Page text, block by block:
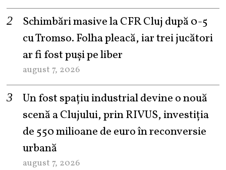
Schimbări masive la CFR Cluj după 0-5
cu Tromso. Folha pleacă, iar trei jucători
ar fi fost puși pe liber
august 7, 2026
Un fost spațiu industrial devine o nouă
scenă a Clujului, prin RIVUS, investiția
de 550 milioane de euro în reconversie
urbană
august 7, 2026